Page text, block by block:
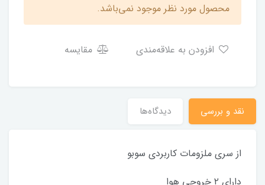
محصول مورد نظر موجود نمی‌باشد.
مقایسه
نقد و بررسی دیدگاه‌ها
از سری ملزومات کاربردی سوبو
دارای ۲ خروجی هوا